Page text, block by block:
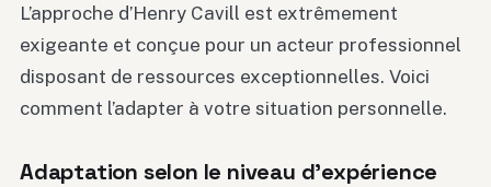
L’approche d’Henry Cavill est extrêmement
exigeante et conçue pour un acteur professionnel
disposant de ressources exceptionnelles. Voici
comment l’adapter à votre situation personnelle.
Adaptation selon le niveau d’expérience